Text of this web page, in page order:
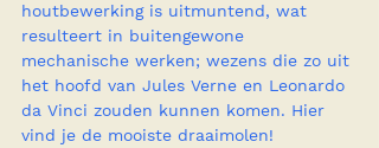
houtbewerking is uitmuntend, wat
resulteert in buitengewone
mechanische werken; wezens die zo uit
het hoofd van Jules Verne en Leonardo
da Vinci zouden kunnen komen. Hier
vind je de mooiste draaimolen!